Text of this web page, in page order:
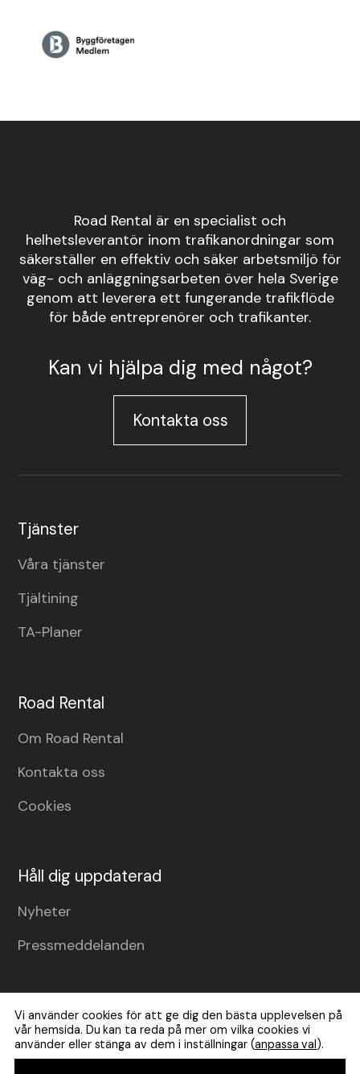
Road Rental är en specialist och
helhetsleverantör inom trafikanordningar som
säkerställer en effektiv och säker arbetsmiljö för
väg- och anläggningsarbeten över hela Sverige
genom att leverera ett fungerande trafikflöde
för både entreprenörer och trafikanter.
Kan vi hjälpa dig med något?
Kontakta oss
Tjänster
Våra tjänster
Tjältining
TA-Planer
Road Rental
Om Road Rental
Kontakta oss
Cookies
Håll dig uppdaterad
Nyheter
Pressmeddelanden
Vi använder cookies för att ge dig den bästa upplevelsen på
vår hemsida. Du kan ta reda på mer om vilka cookies vi
använder eller stänga av dem i inställningar (anpassa val).